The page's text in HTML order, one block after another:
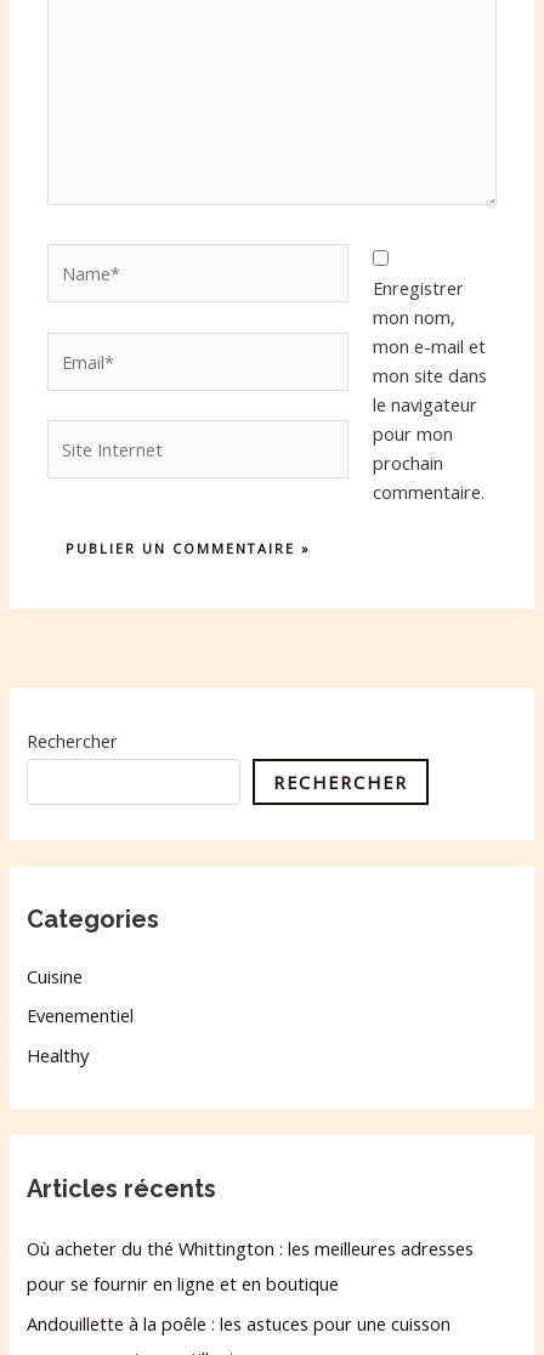
Internet
Enregistrer
mon nom,
mon e-mail et
mon site dans
le navigateur
pour mon
prochain
commentaire.
Rechercher
RECHERCHER
Categories
Cuisine
Evenementiel
Healthy
Articles récents
Où acheter du thé Whittington : les meilleures adresses
pour se fournir en ligne et en boutique
Andouillette à la poêle : les astuces pour une cuisson